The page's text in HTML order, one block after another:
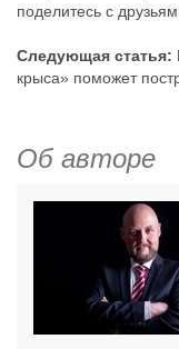
поделитесь с
Следующая статья:
крыса» поможет
Об авторе